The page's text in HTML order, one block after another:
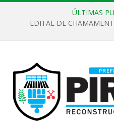
ÚLTIMAS
EDITAL DE